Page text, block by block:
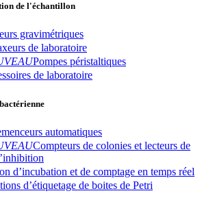
de l'échantillon
gravimétriques
de laboratoire
Pompes péristaltiques
de laboratoire
automatiques
Compteurs de colonies et lecteurs de
d’incubation et de comptage en temps réel
d’étiquetage de boites de Petri